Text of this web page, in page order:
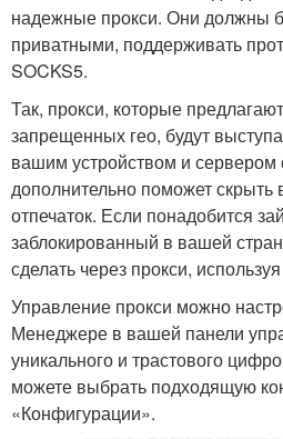
надежные прокси. Они должны
приватными, поддерживать
SOCKS5.
Так, прокси, которые
запрещенных гео, будут
вашим устройством и сервером
дополнительно поможет
отпечаток. Если понадобится
заблокированный в вашей
сделать через прокси,
Управление прокси можно
Менеджере в вашей панели
уникального и трастового
можете выбрать подходящую
«Конфигурации».